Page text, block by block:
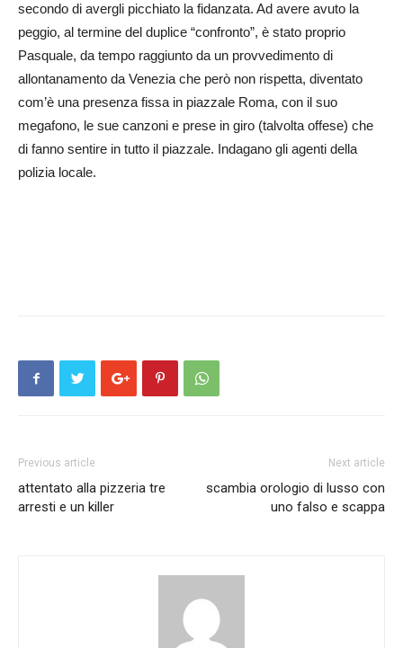
secondo di avergli picchiato la fidanzata. Ad avere avuto la
peggio, al termine del duplice “confronto”, è stato proprio
Pasquale, da tempo raggiunto da un provvedimento di
allontanamento da Venezia che però non rispetta, diventato
com’è una presenza fissa in piazzale Roma, con il suo
megafono, le sue canzoni e prese in giro (talvolta offese) che
di fanno sentire in tutto il piazzale. Indagano gli agenti della
polizia locale.
Previous article
attentato alla pizzeria tre
arresti e un killer
Next article
scambia orologio di lusso con
uno falso e scappa